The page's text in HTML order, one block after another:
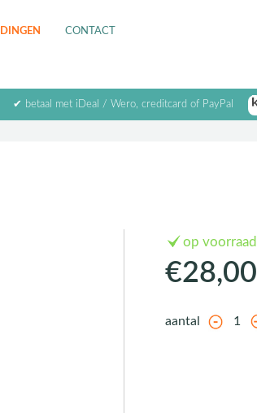
CONTACT
✔ betaal met iDeal / Wero, creditcard of PayPal
op voorraad
€28,00
aantal